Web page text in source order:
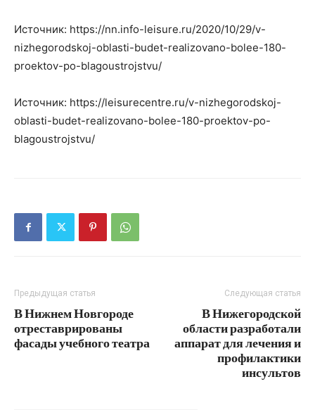
Источник: https://nn.info-leisure.ru/2020/10/29/v-
nizhegorodskoj-oblasti-budet-realizovano-bolee-180-
proektov-po-blagoustrojstvu/
Источник: https://leisurecentre.ru/v-nizhegorodskoj-
oblasti-budet-realizovano-bolee-180-proektov-po-
blagoustrojstvu/
Предыдущая статья
В Нижнем Новгороде
отреставрированы
фасады учебного театра
Следующая статья
В Нижегородской
области разработали
аппарат для лечения и
профилактики
инсультов